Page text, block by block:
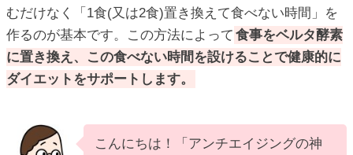
むだけなく「1食(又は2食)置き換えて食べない時間」を
作るのが基本です。この方法によって 食事をベルタ酵素
に置き換え、この食べない時間を設けることで健康的に
ダイエットをサポートします。
こんにちは！「アンチエイジングの神